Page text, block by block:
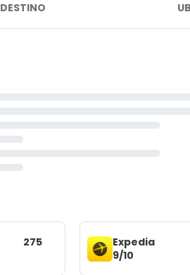
DESTINO
275
Expedia
9/10